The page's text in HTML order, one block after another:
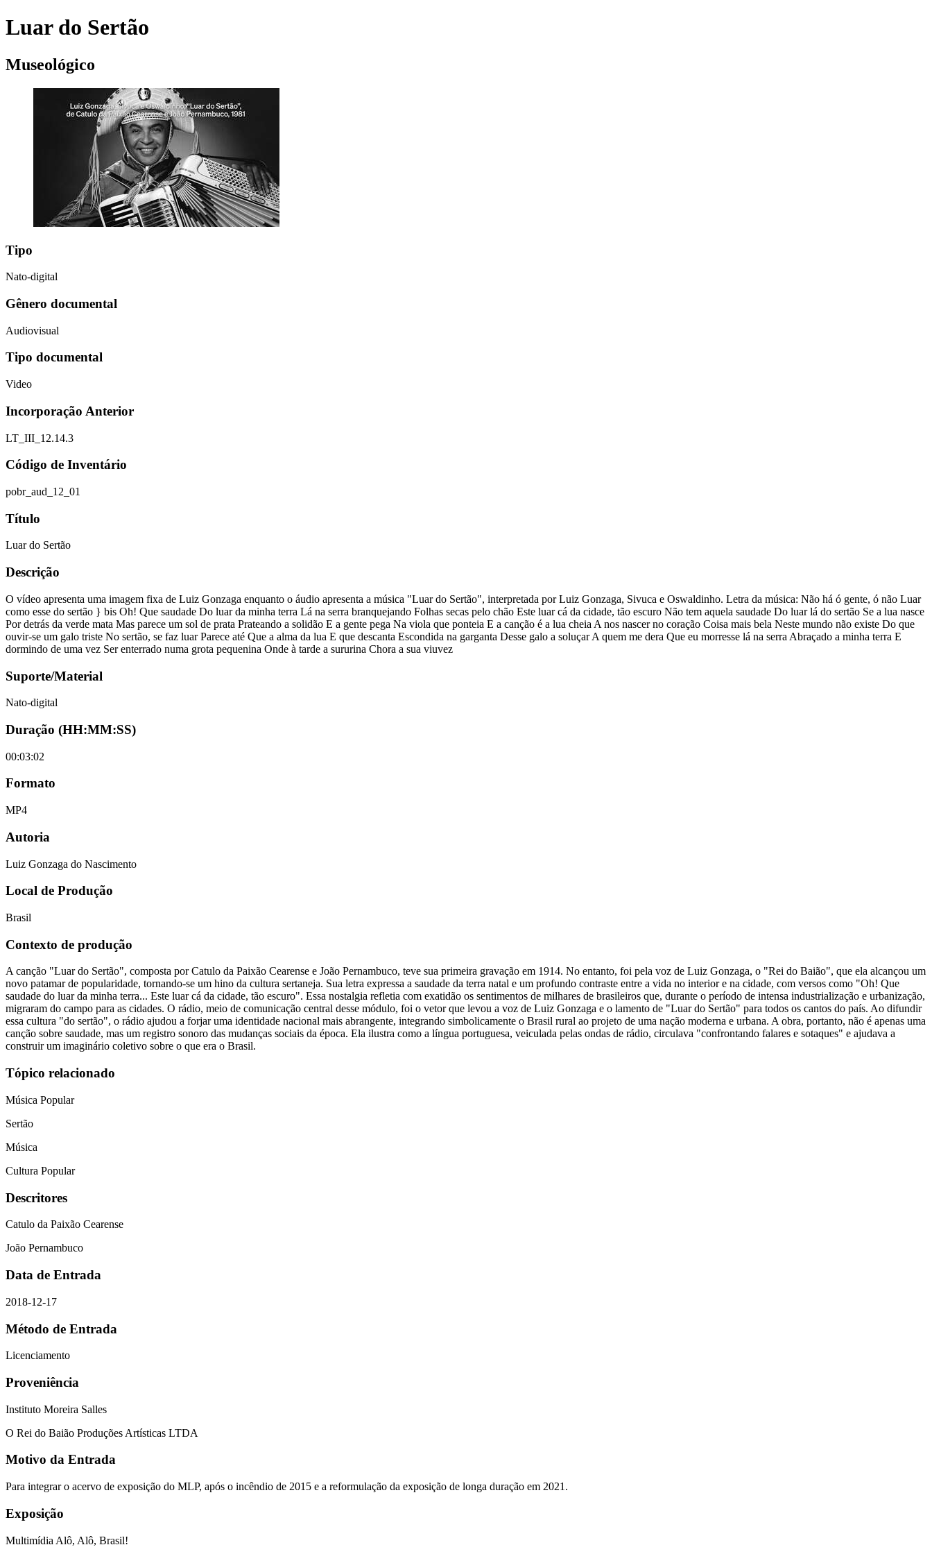
Luar do Sertão
Museológico
Tipo
Nato-digital
Gênero documental
Audiovisual
Tipo documental
Video
Incorporação Anterior
LT_III_12.14.3
Código de Inventário
pobr_aud_12_01
Título
Luar do Sertão
Descrição
O vídeo apresenta uma imagem fixa de Luiz Gonzaga enquanto o áudio apresenta a música "Luar do Sertão", interpretada por Luiz Gonzaga, Sivuca e Oswaldinho. Letra da música: Não há ó gente, ó não Luar
como esse do sertão } bis Oh! Que saudade Do luar da minha terra Lá na serra branquejando Folhas secas pelo chão Este luar cá da cidade, tão escuro Não tem aquela saudade Do luar lá do sertão Se a lua nasce
Por detrás da verde mata Mas parece um sol de prata Prateando a solidão E a gente pega Na viola que ponteia E a canção é a lua cheia A nos nascer no coração Coisa mais bela Neste mundo não existe Do que
ouvir-se um galo triste No sertão, se faz luar Parece até Que a alma da lua E que descanta Escondida na garganta Desse galo a soluçar A quem me dera Que eu morresse lá na serra Abraçado a minha terra E
dormindo de uma vez Ser enterrado numa grota pequenina Onde à tarde a sururina Chora a sua viuvez
Suporte/Material
Nato-digital
Duração (HH:MM:SS)
00:03:02
Formato
MP4
Autoria
Luiz Gonzaga do Nascimento
Local de Produção
Brasil
Contexto de produção
A canção "Luar do Sertão", composta por Catulo da Paixão Cearense e João Pernambuco, teve sua primeira gravação em 1914. No entanto, foi pela voz de Luiz Gonzaga, o "Rei do Baião", que ela alcançou um
novo patamar de popularidade, tornando-se um hino da cultura sertaneja. Sua letra expressa a saudade da terra natal e um profundo contraste entre a vida no interior e na cidade, com versos como "Oh! Que
saudade do luar da minha terra... Este luar cá da cidade, tão escuro". Essa nostalgia refletia com exatidão os sentimentos de milhares de brasileiros que, durante o período de intensa industrialização e urbanização,
migraram do campo para as cidades. O rádio, meio de comunicação central desse módulo, foi o vetor que levou a voz de Luiz Gonzaga e o lamento de "Luar do Sertão" para todos os cantos do país. Ao difundir
essa cultura "do sertão", o rádio ajudou a forjar uma identidade nacional mais abrangente, integrando simbolicamente o Brasil rural ao projeto de uma nação moderna e urbana. A obra, portanto, não é apenas uma
canção sobre saudade, mas um registro sonoro das mudanças sociais da época. Ela ilustra como a língua portuguesa, veiculada pelas ondas de rádio, circulava "confrontando falares e sotaques" e ajudava a
construir um imaginário coletivo sobre o que era o Brasil.
Tópico relacionado
Música Popular
Sertão
Música
Cultura Popular
Descritores
Catulo da Paixão Cearense
João Pernambuco
Data de Entrada
2018-12-17
Método de Entrada
Licenciamento
Proveniência
Instituto Moreira Salles
O Rei do Baião Produções Artísticas LTDA
Motivo da Entrada
Para integrar o acervo de exposição do MLP, após o incêndio de 2015 e a reformulação da exposição de longa duração em 2021.
Exposição
Multimídia Alô, Alô, Brasil!